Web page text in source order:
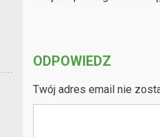
ODPOWIEDZ
Twój adres email nie